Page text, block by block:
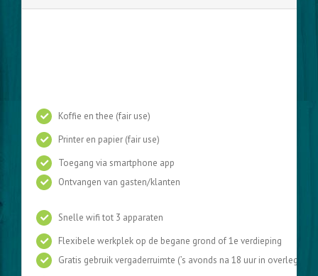
Koffie en thee (fair use)
Printer en papier (fair use)
Toegang via smartphone app
Ontvangen van gasten/klanten
Snelle wifi tot 3 apparaten
Flexibele werkplek op de begane grond of 1e verdieping
Gratis gebruik vergaderruimte (’s avonds na 18 uur in overleg)